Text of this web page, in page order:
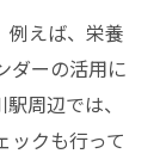
例えば、栄養
ダーの活用に
周辺では、
ックも行って